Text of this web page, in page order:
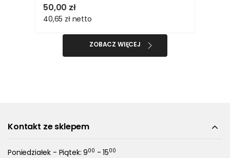
50,00 zł
40,65 zł netto
ZOBACZ WIĘCEJ
Kontakt ze sklepem
Poniedziałek - Piątek: 900 - 1500